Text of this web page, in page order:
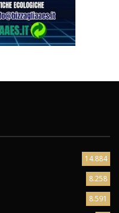
14.884
8.258
8.591